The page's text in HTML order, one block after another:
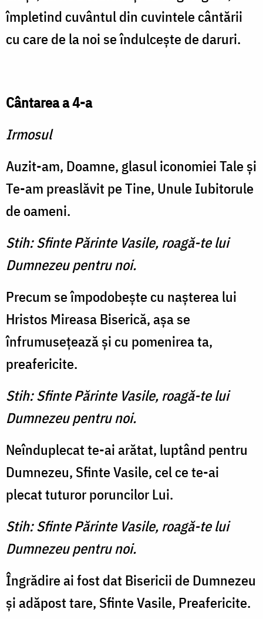
împletind cuvântul din cuvintele cântării
cu care de la noi se îndulceşte de daruri.
Cântarea a 4-a
Irmosul
Auzit-am, Doamne, glasul iconomiei Tale şi
Te-am preaslăvit pe Tine, Unule Iubitorule
de oameni.
Stih: Sfinte Părinte Vasile, roagă-te lui
Dumnezeu pentru noi.
Precum se împodobeşte cu naşterea lui
Hristos Mireasa Biserică, aşa se
înfrumuseţează şi cu pomenirea ta,
preafericite.
Stih: Sfinte Părinte Vasile, roagă-te lui
Dumnezeu pentru noi.
Neînduplecat te-ai arătat, luptând pentru
Dumnezeu, Sfinte Vasile, cel ce te-ai
plecat tuturor poruncilor Lui.
Stih: Sfinte Părinte Vasile, roagă-te lui
Dumnezeu pentru noi.
Îngrădire ai fost dat Bisericii de Dumnezeu
şi adăpost tare, Sfinte Vasile, Preafericite.